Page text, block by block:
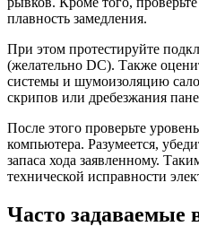
плавность замедления.
При этом протестируйте
(желательно DC). Также
системы и шумоизоляцию
скрипов или дребезжания
После этого проверьте
компьютера. Разумеется,
запаса хода заявленному.
технической исправности
Часто задаваемые